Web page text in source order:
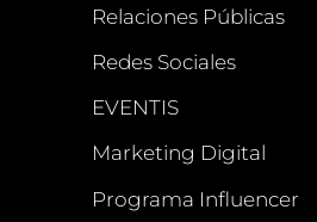
Relaciones Públicas
Redes Sociales
EVENTIS
Marketing Digital
Programa Influencer